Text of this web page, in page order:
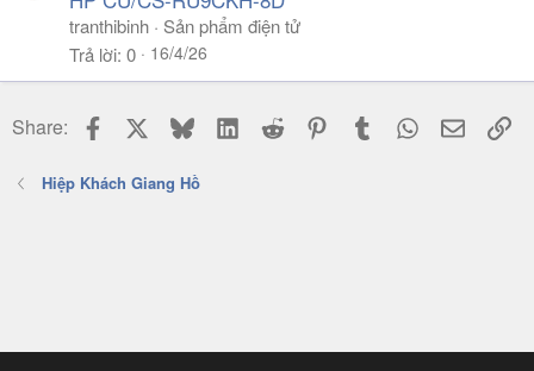
tranthibinh
Sản phẩm điện tử
Trả lời 0 16/4/26
Share: Facebook BlueskyLinkedIn
Reddit PinterestTumblr WhatsApp
Email
Hiệp Khách Giang Hồ